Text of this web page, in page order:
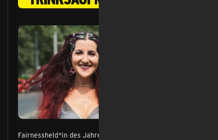
Fairnessheld*in des Jahres 2024 ist Julia Gruber alias